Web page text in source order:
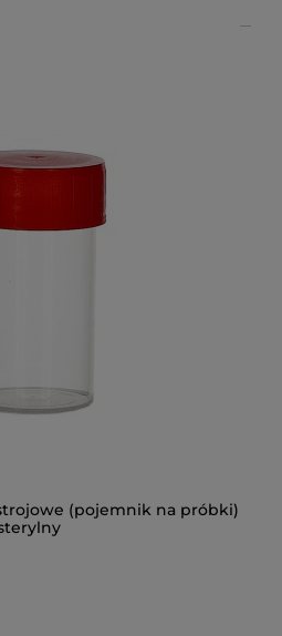
(pojemnik na próbki)